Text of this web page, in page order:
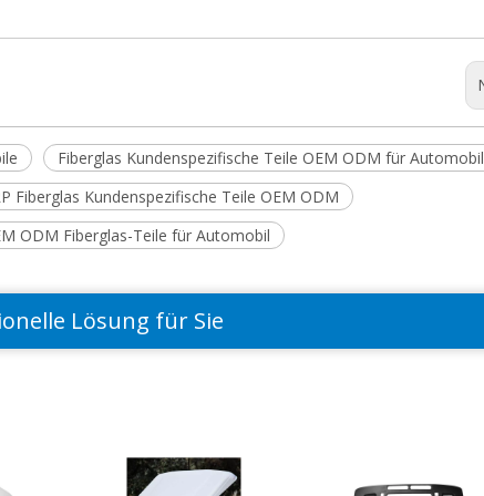
Fiberglas Kundenspezifische Teile OEM ODM für
Fiberglas Kundenspezifische Teile OEM ODM
ODM Fiberglas-Teile für Automobil
Lösung für Sie